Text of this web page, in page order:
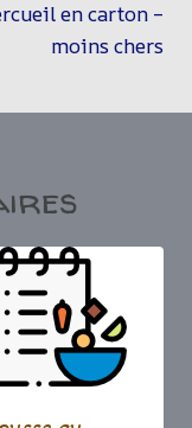
en carton –
moins chers